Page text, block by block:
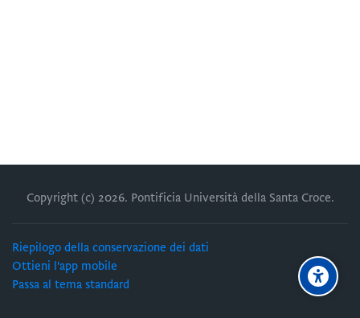
Copyright (c) 2026. Pontificia Università della Santa Croce.
Riepilogo della conservazione dei dati
Ottieni l'app mobile
Passa al tema standard